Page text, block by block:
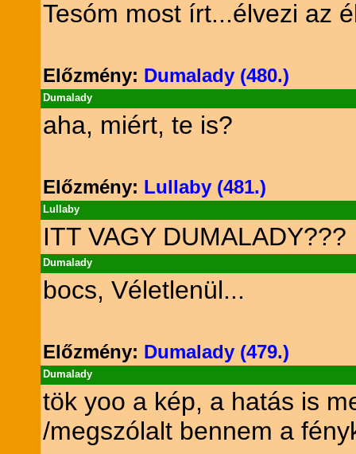
Tesóm most írt...élvezi az
Előzmény: Dumalady (480.)
Dumalady
aha, miért, te is?
Előzmény: Lullaby (481.)
Lullaby
ITT VAGY DUMALADY???
Dumalady
bocs, Véletlenül...
Előzmény: Dumalady (479.)
Dumalady
tök yoo a kép, a hatás is
/megszólalt bennem a